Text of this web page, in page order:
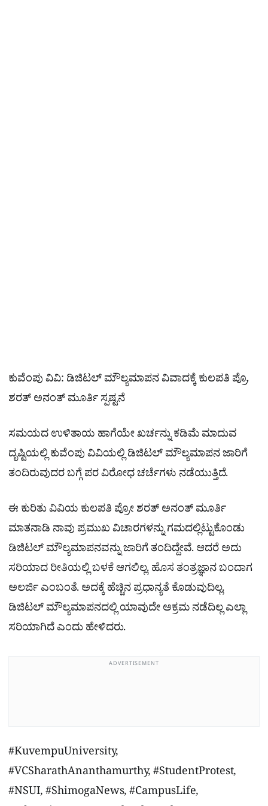
ಕುವೆಂಪು ವಿವಿ: ಡಿಜಿಟಲ್ ಮೌಲ್ಯಮಾಪನ ವಿವಾದಕ್ಕೆ ಕುಲಪತಿ ಪ್ರೊ.
ಶರತ್ ಅನಂತ್ ಮೂರ್ತಿ ಸ್ಪಷ್ಟನೆ
ಸಮಯದ ಉಳಿತಾಯ ಹಾಗೆಯೇ ಖರ್ಚನ್ನು ಕಡಿಮೆ ಮಾದುವ
ದೃಷ್ಟಿಯಲ್ಲಿ ಕುವೆಂಪು ವಿವಿಯಲ್ಲಿ ಡಿಜಿಟಲ್​ ಮೌಲ್ಯಮಾಪನ ಜಾರಿಗೆ
ತಂದಿರುವುದರ ಬಗ್ಗೆ ಪರ ವಿರೋಧ ಚರ್ಚೆಗಳು ನಡೆಯುತ್ತಿದೆ.
ಈ ಕುರಿತು ವಿವಿಯ ಕುಲಪತಿ ಪ್ರೋ ಶರತ್​ ಅನಂತ್​ ಮೂರ್ತಿ
ಮಾತನಾಡಿ ನಾವು ಪ್ರಮುಖ ವಿಚಾರಗಳನ್ನು ಗಮದಲ್ಲಿಟ್ಟುಕೊಂಡು
ಡಿಜಿಟಲ್​ ಮೌಲ್ಯಮಾಪನವನ್ನು ಜಾರಿಗೆ ತಂದಿದ್ದೇವೆ. ಆದರೆ ಅದು
ಸರಿಯಾದ ರೀತಿಯಲ್ಲಿ ಬಳಕೆ ಆಗಲಿಲ್ಲ. ಹೊಸ ತಂತ್ರಜ್ಞಾನ ಬಂದಾಗ
ಅಲರ್ಜಿ ಎಂಬಂತೆ. ಅದಕ್ಕೆ ಹೆಚ್ಚಿನ ಪ್ರಧಾನ್ಯತೆ ಕೊಡುವುದಿಲ್ಲ.
ಡಿಜಿಟಲ್​ ಮೌಲ್ಯಮಾಪನದಲ್ಲಿ ಯಾವುದೇ ಅಕ್ರಮ ನಡೆದಿಲ್ಲ ಎಲ್ಲಾ
ಸರಿಯಾಗಿದೆ ಎಂದು ಹೇಳಿದರು.
ADVERTISEMENT
#KuvempuUniversity,
#VCSharathAnanthamurthy, #StudentProtest,
#NSUI, #ShimogaNews, #CampusLife,